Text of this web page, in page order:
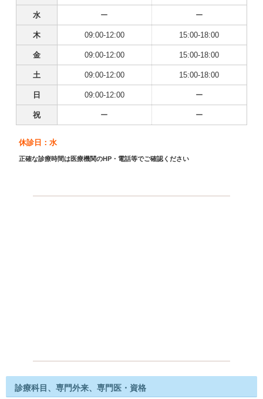
水 ー ー
木 09:00-12:00 15:00-18:00
金 09:00-12:00 15:00-18:00
土 09:00-12:00 15:00-18:00
日 09:00-12:00 ー
祝 ー ー
休診日：水
正確な診療時間は医療機関のHP・電話等でご確認ください
診療科目、専門外来、専門医・資格